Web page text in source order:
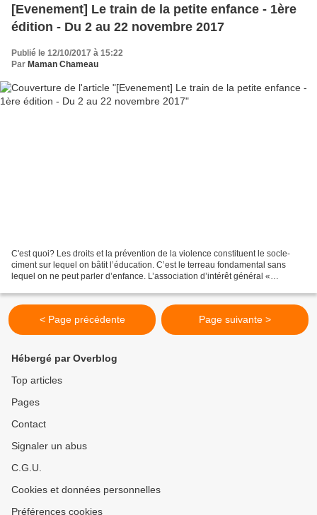
[Evenement] Le train de la petite enfance - 1ère
édition - Du 2 au 22 novembre 2017
Publié le 12/10/2017 à 15:22
Par Maman Chameau
C'est quoi? Les droits et la prévention de la violence constituent le socle-
ciment sur lequel on bâtit l’éducation. C’est le terreau fondamental sans
lequel on ne peut parler d’enfance. L’association d’intérêt général «
< Page précédente Page suivante >
Hébergé par Overblog
Top articles
Pages
Contact
Signaler un abus
C.G.U.
Cookies et données personnelles
Préférences cookies